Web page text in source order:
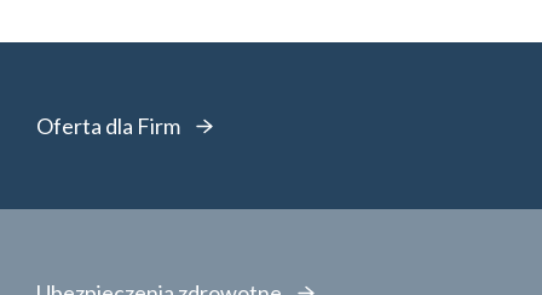
Oferta dla Firm